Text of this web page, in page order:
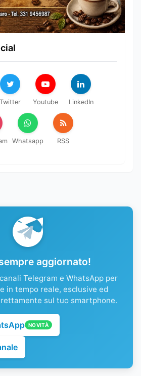
Twitter Youtube LinkedIn
Whatsapp RSS
aggiornato!
Telegram e WhatsApp per
in tempo reale, esclusive ed
sul tuo smartphone.
NOVITÀ